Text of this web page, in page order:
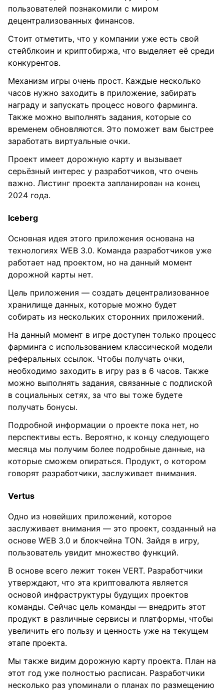
пользователей познакомили с миром
децентрализованных финансов.
Стоит отметить, что у компании уже есть свой
стейблкоин и криптобиржа, что выделяет её среди
конкурентов.
Механизм игры очень прост. Каждые несколько
часов нужно заходить в приложение, забирать
награду и запускать процесс нового фарминга.
Также можно выполнять задания, которые со
временем обновляются. Это поможет вам быстрее
заработать виртуальные очки.
Проект имеет дорожную карту и вызывает
серьёзный интерес у разработчиков, что очень
важно. Листинг проекта запланирован на конец
2024 года.
Iceberg
Основная идея этого приложения основана на
технологиях WEB 3.0. Команда разработчиков уже
работает над проектом, но на данный момент
дорожной карты нет.
Цель приложения — создать децентрализованное
хранилище данных, которые можно будет
собирать из нескольких сторонних приложений.
На данный момент в игре доступен только процесс
фарминга с использованием классической модели
реферальных ссылок. Чтобы получать очки,
необходимо заходить в игру раз в 6 часов. Также
можно выполнять задания, связанные с подпиской
в социальных сетях, за что вы тоже будете
получать бонусы.
Подробной информации о проекте пока нет, но
перспективы есть. Вероятно, к концу следующего
месяца мы получим более подробные данные, на
которые сможем опираться. Продукт, о котором
говорят разработчики, заслуживает внимания.
Vertus
Одно из новейших приложений, которое
заслуживает внимания — это проект, созданный на
основе WEB 3.0 и блокчейна TON. Зайдя в игру,
пользователь увидит множество функций.
В основе всего лежит токен VERT. Разработчики
утверждают, что эта криптовалюта является
основой инфраструктуры будущих проектов
команды. Сейчас цель команды — внедрить этот
продукт в различные сервисы и платформы, чтобы
увеличить его пользу и ценность уже на текущем
этапе проекта.
Мы также видим дорожную карту проекта. План на
этот год уже полностью расписан. Разработчики
несколько раз упоминали о планах по размещению